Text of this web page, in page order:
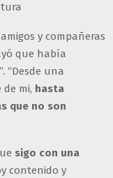
y compañeras
que había
“Desde una
mi, hasta
que no son
sigo con una
contenido y